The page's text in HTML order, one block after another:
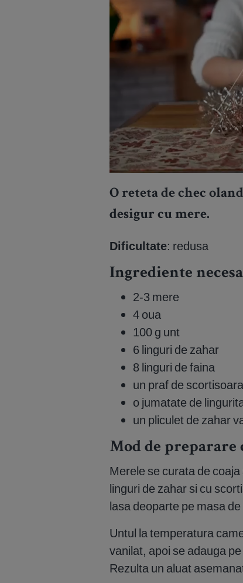
O reteta de chec
desigur cu mere.
Dificultate: redusa
Ingrediente
2-3 mere
4 oua
100 g unt
6 linguri de zahar
8 linguri de faina
un praf de scortisoara
o jumatate de
un pliculet de zahar
Mod de preparare
Merele se curata de
linguri de zahar si cu
lasa deoparte pe masa
Untul la temperatura
vanilat, apoi se adauga
Rezulta un aluat